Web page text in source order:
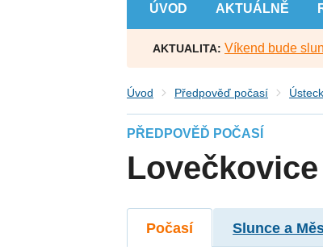
ÚVOD AKTUÁLNĚ
AKTUALITA: Víkend bude
Úvod Předpověď počasí
PŘEDPOVĚĎ POČASÍ
Lovečkovice
Počasí Slunce a